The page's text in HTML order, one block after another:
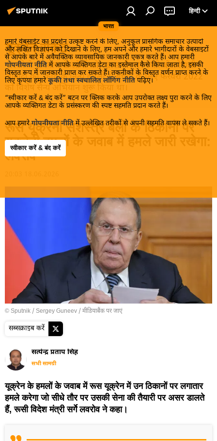
भारत
हिन्दी
हमारे वेबसाईट का प्रदर्शन उत्कृष्ट करने के लिए, अनुकूल प्रासंगिक समाचार उत्पादों
और लक्षित विज्ञापन को दिखाने के लिए, हम अपने और हमारे भागीदारों के वेबसाइटों
से आपके बारे में अवैयक्तिक व्यावसायिक जानकारी एकत्र करते हैं। आप हमारी
गोपनीयता नीति में आपके व्यक्तिगत डेटा का इस्तेमाल कैसे किया जाता है, इसकी
विस्तृत रूप में जानकारी प्राप्त कर सकते हैं। तकनीकों के विस्तृत वर्णन प्राप्त करने के
लिए कृपया हमारे कूकी तथा स्वचालित लॉगिंग नीति पढ़िए।
“स्वीकार करें & बंद करें” बटन पर क्लिक करके आप उपरोक्त लक्ष्य पुरा करने के लिए
आपके व्यक्तिगत डेटा के प्रसंस्करण की स्पष्ट सहमति प्रदान करते हैं।
आप हमारे गोपनीयता नीति में उल्लेखित तरीकों से अपनी सहमति वापस ले सकते हैं।
स्वीकार करें & बंद करें
यूक्रेन संकट
मास्को ने डोनबास के लोगों को, खास तौर पर रूसी बोलनेवाली
आबादी को, कीव के नित्य हमलों से बचाने के लिए फरवरी 2022
को विशेष सैन्य अभियान शुरू किया था।
रूस यूक्रेनी सशस्त्र बलों के ठिकानों पर
यूक्रेनी हमलों के जवाब में हमले जारी रखेगा:
लवरोव
© Sputnik / Sergey Guneev /मीडियाबैंक पर जाएं
सब्सक्राइब करें
सत्येन्द्र प्रताप सिंह
सभी सामग्री
यूक्रेन के हमलों के जवाब में रूस यूक्रेन में उन ठिकानों पर लगातार
हमले करेगा जो सीधे तौर पर उसकी सेना की तैयारी पर असर डालते
हैं, रूसी विदेश मंत्री सर्गे लवरोव ने कहा।